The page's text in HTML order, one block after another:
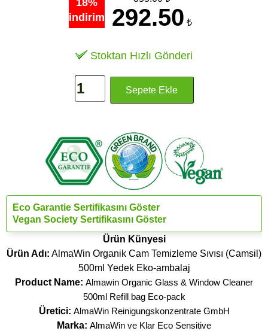
indirim
292.50 ₺
Stoktan Hızlı Gönderi
Eco Garantie Sertifikasını Göster
Vegan Society Sertifikasını Göster
Ürün Künyesi
Ürün Adı: AlmaWin Organik Cam Temizleme Sıvısı (Camsil)
500ml Yedek Eko-ambalaj
Product Name: Almawin Organic Glass & Window Cleaner
500ml Refill bag Eco-pack
Üretici: AlmaWin Reinigungskonzentrate GmbH
Marka: AlmaWin ve Klar Eco Sensitive